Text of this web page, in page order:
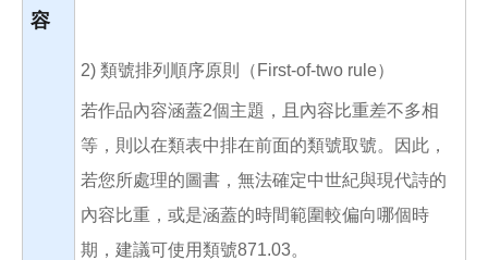
容
2) 類號排列順序原則（First-of-two rule）
若作品內容涵蓋2個主題，且內容比重差不多相
等，則以在類表中排在前面的類號取號。因此，
若您所處理的圖書，無法確定中世紀與現代詩的
內容比重，或是涵蓋的時間範圍較偏向哪個時
期，建議可使用類號871.03。